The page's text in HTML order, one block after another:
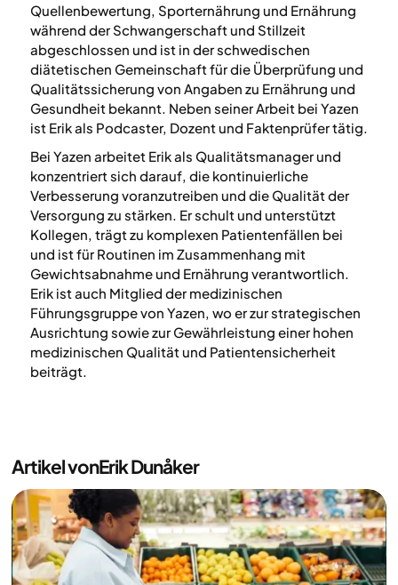
Quellenbewertung, Sporternährung und Ernährung
während der Schwangerschaft und Stillzeit
abgeschlossen und ist in der schwedischen
diätetischen Gemeinschaft für die Überprüfung und
Qualitätssicherung von Angaben zu Ernährung und
Gesundheit bekannt. Neben seiner Arbeit bei Yazen
ist Erik als Podcaster, Dozent und Faktenprüfer tätig.
Bei Yazen arbeitet Erik als Qualitätsmanager und
konzentriert sich darauf, die kontinuierliche
Verbesserung voranzutreiben und die Qualität der
Versorgung zu stärken. Er schult und unterstützt
Kollegen, trägt zu komplexen Patientenfällen bei
und ist für Routinen im Zusammenhang mit
Gewichtsabnahme und Ernährung verantwortlich.
Erik ist auch Mitglied der medizinischen
Führungsgruppe von Yazen, wo er zur strategischen
Ausrichtung sowie zur Gewährleistung einer hohen
medizinischen Qualität und Patientensicherheit
beiträgt.
Artikel vonErik Dunåker